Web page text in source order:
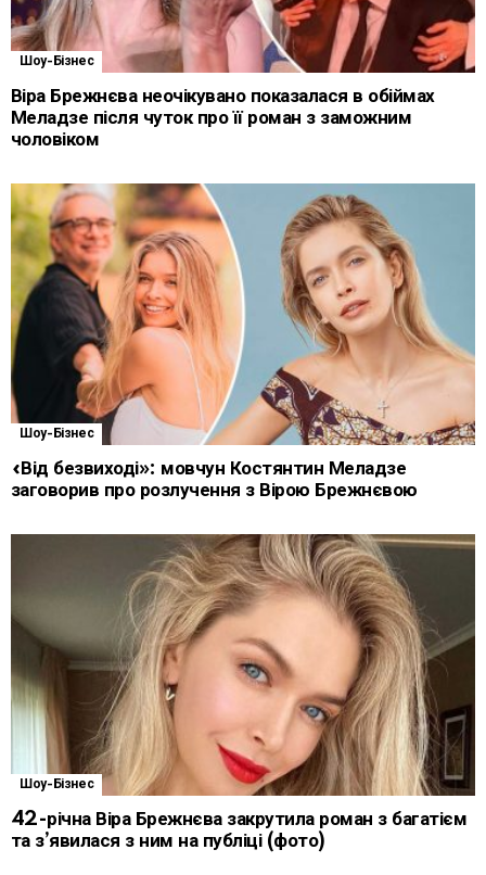
Шоу-Бізнес
Віра Брежнєва неочікувано показалася в обіймах
Меладзе після чуток про її роман з заможним
чоловіком
Шоу-Бізнес
«Від безвиході»: мовчун Костянтин Меладзе
заговорив про розлучення з Вірою Брежнєвою
Шоу-Бізнес
42-річна Віра Брежнєва закрутила роман з багатієм
та з’явилася з ним на публіці (фото)